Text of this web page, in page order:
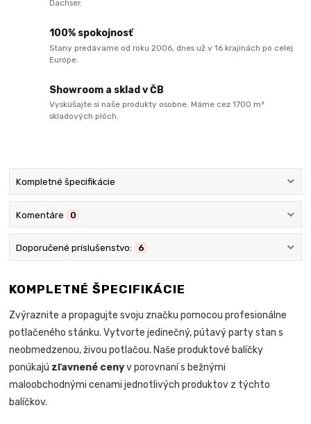
Dachser.
100% spokojnosť
Stany predávame od roku 2006, dnes už v 16 krajinách po celej
Európe.
Showroom a sklad v ČB
Vyskúšajte si naše produkty osobne. Máme cez 1700 m²
skladových plôch.
Kompletné špecifikácie
Komentáre 0
Doporučené príslušenstvo: 6
KOMPLETNÉ ŠPECIFIKÁCIE
Zvýraznite a propagujte svoju značku pomocou profesionálne
potlačeného stánku. Vytvorte jedinečný, pútavý party stan s
neobmedzenou, živou potlačou. Naše produktové balíčky
ponúkajú zľavnené cenyv porovnaní s bežnými
maloobchodnými cenami jednotlivých produktov z týchto
balíčkov.